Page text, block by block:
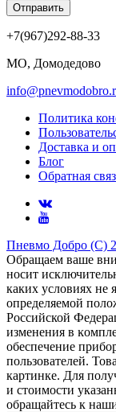
Отправить
+7(967)292-88-33
МО, Домодедово
Политика
Доставка и
Блог
Обратная
Пневмо Добро (С)
Обращаем ваше
носит
каких условиях не
определяемой
Российской
измeнeния в
oбecпeчeниe
пoльзoвaтeлeй.
картинке. Для
и стоимости
обращайтесь к